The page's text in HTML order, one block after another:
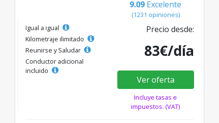
9.09 Excelente
(1231 opiniones)
Igual a igual
Kilometraje ilimitado
Reunirse y Saludar
Conductor adicional
incluido
Precio desde:
83€/día
Ver oferta
Incluye tasas e
impuestos. (VAT)